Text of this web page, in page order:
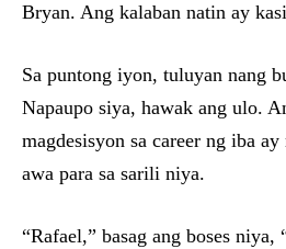
Bryan. Ang kalaban natin ay
Sa puntong iyon, tuluyan nang
Napaupo siya, hawak ang ulo.
magdesisyon sa career ng iba
awa para sa sarili niya.
“Rafael,” basag ang boses niya,